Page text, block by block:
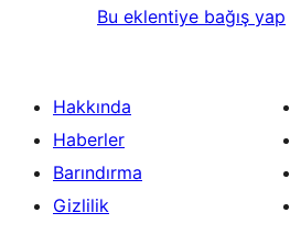
Bu eklentiye bağış yap
Hakkında
Haberler
Barındırma
Gizlilik